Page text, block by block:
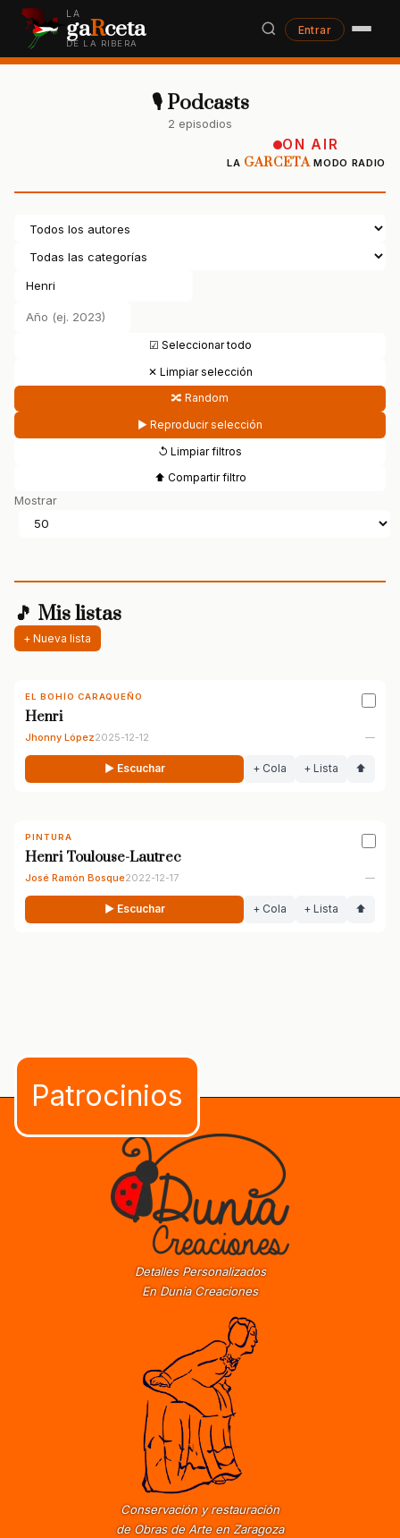
LA
gaRceta
DE LA RIBERA
Entrar
🎙 Podcasts
2 episodios
ON AIR
LA GARCETAMODO RADIO
☑ Seleccionar todo
✕ Limpiar selección
🔀 Random
▶ Reproducir selección
↺ Limpiar filtros
⬆ Compartir filtro
Mostrar
🎵 Mis listas
+ Nueva lista
EL BOHÍO CARAQUEÑO
Henri
Jhonny López2025-12-12 —
▶ Escuchar + Cola + Lista ⬆
PINTURA
Henri Toulouse-Lautrec
José Ramón Bosque2022-12-17 —
▶ Escuchar + Cola + Lista ⬆
Detalles Personalizados
En Dunia Creaciones
Conservación y restauración
de Obras de Arte en Zaragoza